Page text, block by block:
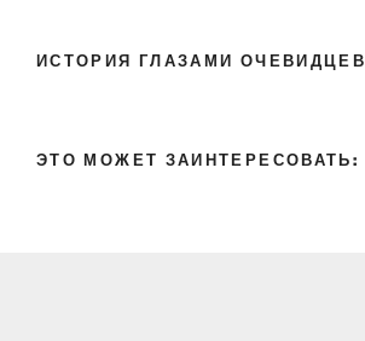
ИСТОРИЯ ГЛАЗАМИ ОЧЕВИДЦЕВ
ЭТО МОЖЕТ ЗАИНТЕРЕСОВАТЬ: